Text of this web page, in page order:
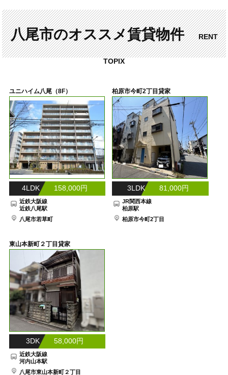
八尾市のオススメ賃貸物件RENT
TOPIX
ユニハイム八尾（8F）
4LDK 158,000円
近鉄大阪線
近鉄八尾駅
八尾市若草町
柏原市今町2丁目貸家
3LDK 81,000円
JR関西本線
柏原駅
柏原市今町2丁目
東山本新町２丁目貸家
3DK 58,000円
近鉄大阪線
河内山本駅
八尾市東山本新町２丁目